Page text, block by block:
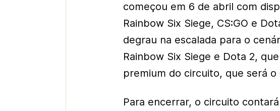
começou em 6 de abril com
Rainbow Six Siege, CS:GO e
degrau na escalada para o
Rainbow Six Siege e Dota 2,
premium do circuito, que será
Para encerrar, o circuito